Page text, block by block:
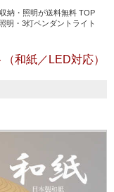
納・照明が送料無料 TOP
明・3灯ペンダントライト
和紙／LED対応）